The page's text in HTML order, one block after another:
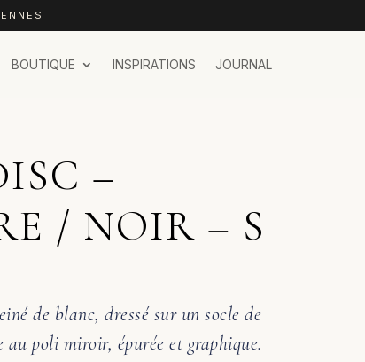
BOUTIQUE INSPIRATIONS JOURNAL
–
/ NOIR – S
de blanc, dressé sur un socle de
poli miroir, épurée et graphique.